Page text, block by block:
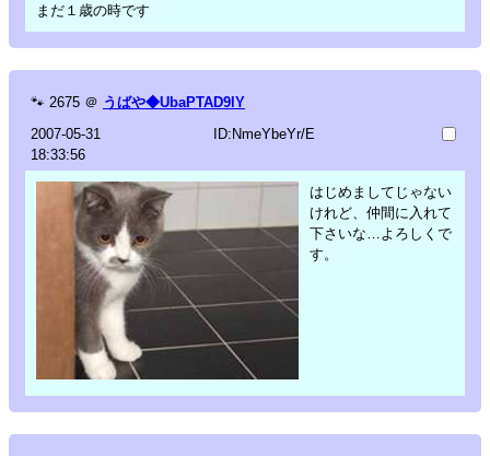
まだ１歳の時です
🐾 2675 ＠ うばや◆UbaPTAD9lY
2007-05-31
18:33:56
ID:NmeYbeYr/E
はじめましてじゃない
けれど、仲間に入れて
下さいな…よろしくで
す。